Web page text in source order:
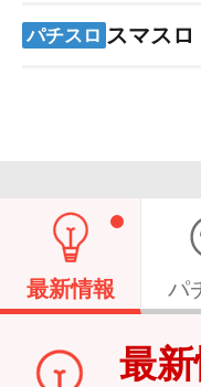
パチスロ スマスロ
最新情報 パ
最